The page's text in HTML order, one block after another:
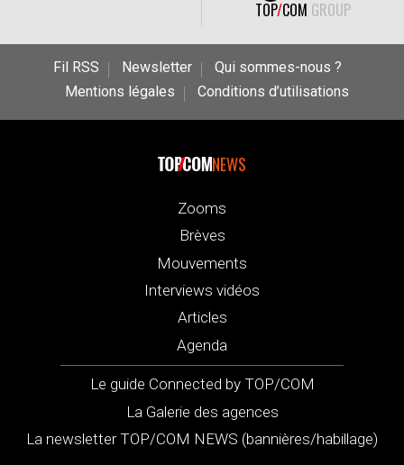
TOP/COM GROUP
Fil RSS Newsletter
Qui sommes-nous ?
Mentions légales
Conditions d’utilisations
NEWS
Zooms
Brèves
Mouvements
Interviews vidéos
Articles
Agenda
Le guide Connected by TOP/COM
La Galerie des agences
La newsletter TOP/COM NEWS (bannières/habillage)